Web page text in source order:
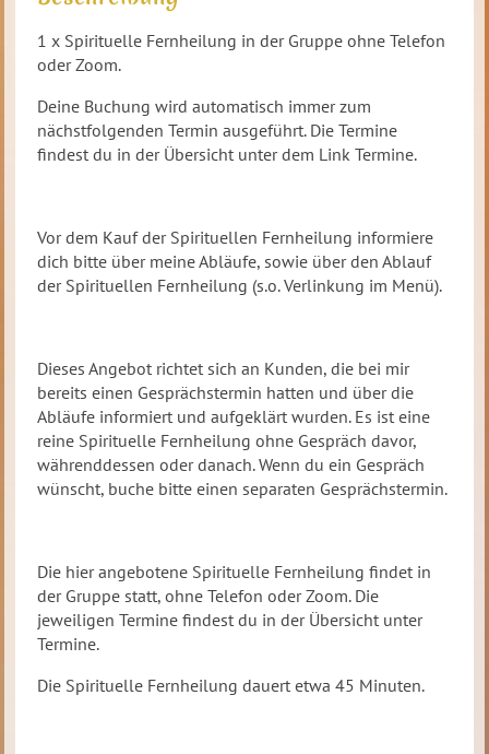
1 x Spirituelle Fernheilung in der Gruppe ohne Telefon
oder Zoom.
Deine Buchung wird automatisch immer zum
nächstfolgenden Termin ausgeführt. Die Termine
findest du in der Übersicht unter dem Link Termine.
Vor dem Kauf der Spirituellen Fernheilung informiere
dich bitte über meine Abläufe, sowie über den Ablauf
der Spirituellen Fernheilung (s.o. Verlinkung im Menü).
Dieses Angebot richtet sich an Kunden, die bei mir
bereits einen Gesprächstermin hatten und über die
Abläufe informiert und aufgeklärt wurden. Es ist eine
reine Spirituelle Fernheilung ohne Gespräch davor,
währenddessen oder danach. Wenn du ein Gespräch
wünscht, buche bitte einen separaten Gesprächstermin.
Die hier angebotene Spirituelle Fernheilung findet in
der Gruppe statt, ohne Telefon oder Zoom. Die
jeweiligen Termine findest du in der Übersicht unter
Termine.
Die Spirituelle Fernheilung dauert etwa 45 Minuten.